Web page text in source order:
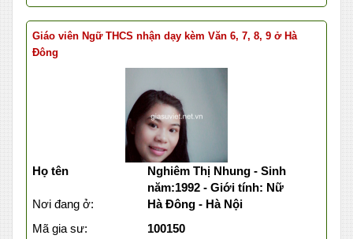
Giáo viên Ngữ THCS nhận dạy kèm Văn 6, 7, 8, 9 ở Hà
Đông
Họ tên
Nghiêm Thị Nhung - Sinh
năm:1992 - Giới tính: Nữ
Nơi đang ở:
Hà Đông - Hà Nội
Mã gia sư:
100150